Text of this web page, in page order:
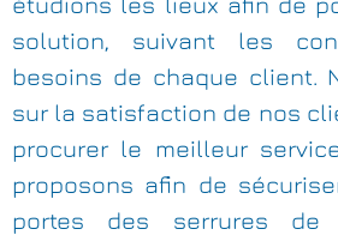
solution, suivant les
besoins de chaque client.
sur la satisfaction de nos
procurer le meilleur
proposons afin de
portes des serrures de